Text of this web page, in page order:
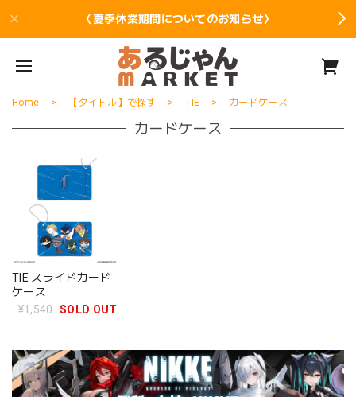
〈夏季休業期間についてのお知らせ〉
Home 【タイトル】で探す TIE カードケース
カードケース
TIE スライドカード
ケース
¥1,540
SOLD OUT